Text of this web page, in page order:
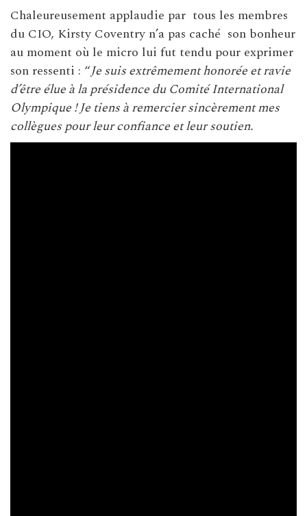
Chaleureusement applaudie par tous les membres
du CIO, Kirsty Coventry n’a pas caché son bonheur
au moment où le micro lui fut tendu pour exprimer
son ressenti : “Je suis extrêmement honorée et ravie
d’être élue à la présidence du Comité International
Olympique ! Je tiens à remercier sincèrement mes
collègues pour leur confiance et leur soutien.